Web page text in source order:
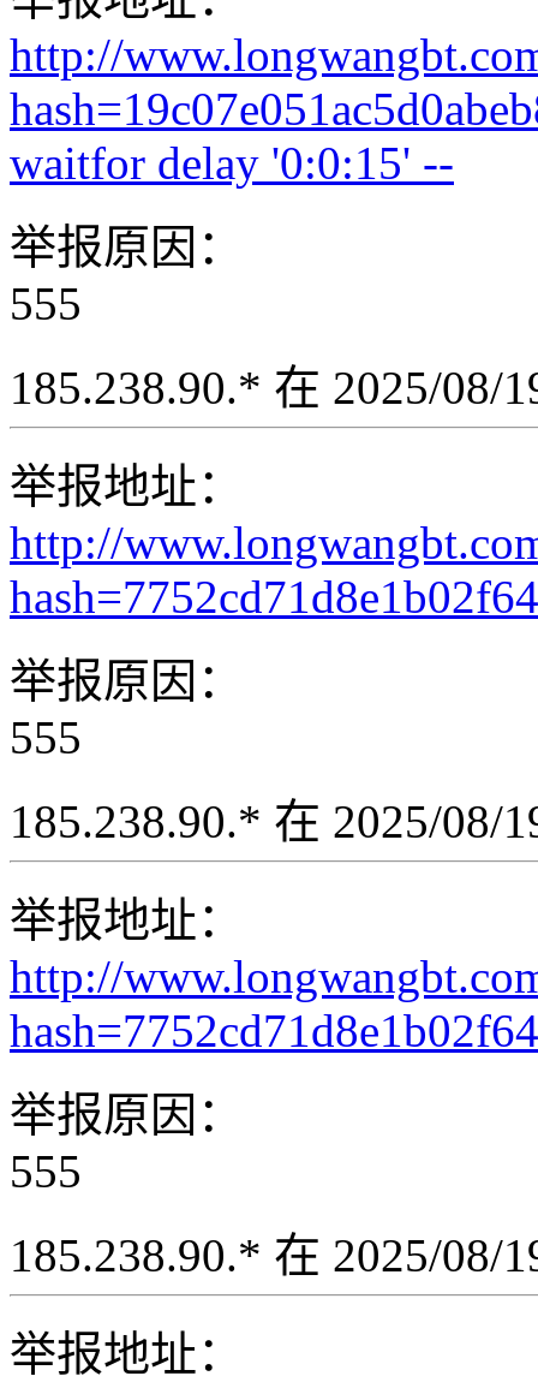
http://
waitfor delay '0:0:15' --
举报原因：
555
185.238.90.* 在 2025/08/
举报地址：
http://
举报原因：
555
185.238.90.* 在 2025/08/
举报地址：
http://
举报原因：
555
185.238.90.* 在 2025/08/
举报地址：